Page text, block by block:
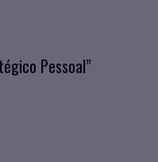
Pessoal”